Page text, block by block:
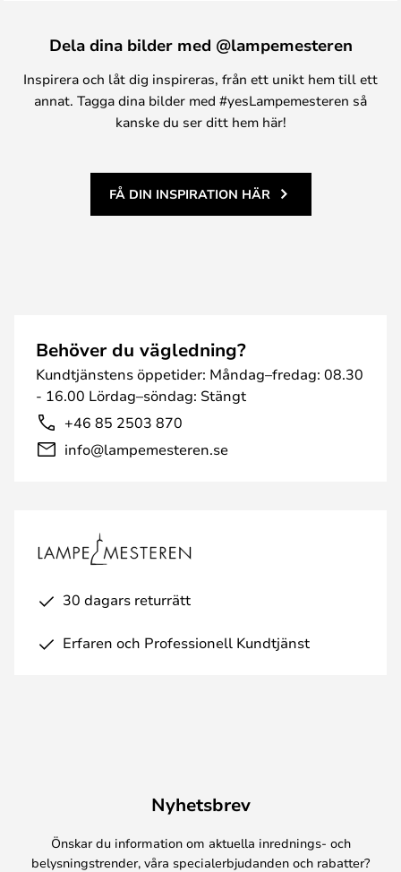
Dela dina bilder med @lampemesteren
Inspirera och låt dig inspireras, från ett unikt hem till ett
annat. Tagga dina bilder med #yesLampemesteren så
kanske du ser ditt hem här!
FÅ DIN INSPIRATION HÄR
Behöver du vägledning?
Kundtjänstens öppetider: Måndag–fredag: 08.30
- 16.00 Lördag–söndag: Stängt
+46 85 2503 870
info@lampemesteren.se
30 dagars returrätt
Erfaren och Professionell Kundtjänst
Nyhetsbrev
Önskar du information om aktuella inrednings- och
belysningstrender, våra specialerbjudanden och rabatter?